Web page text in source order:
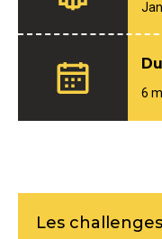
6
Les challenges